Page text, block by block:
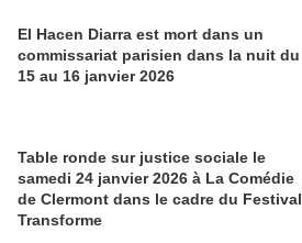
El Hacen Diarra est mort dans un
commissariat parisien dans la nuit du
15 au 16 janvier 2026
Table ronde sur justice sociale le
samedi 24 janvier 2026 à La Comédie
de Clermont dans le cadre du Festival
Transforme